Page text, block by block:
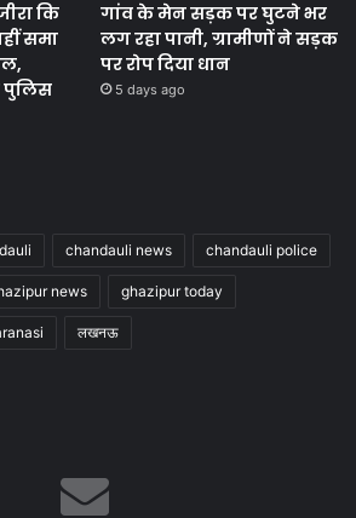
कि
समा
पुलिस
गांव के मेन सड़क पर घुटने भर
लग रहा पानी, ग्रामीणों ने सड़क
पर रोप दिया धान
5 days ago
chandauli news chandauli police
news ghazipur today
लखनऊ